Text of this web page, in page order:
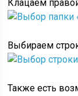
Клацаем
Выбираем
Также есть